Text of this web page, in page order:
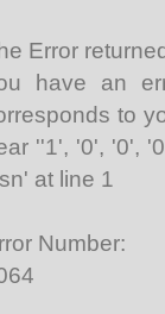
Error
have an
to
''1', '0', '0',
at line 1
Number: